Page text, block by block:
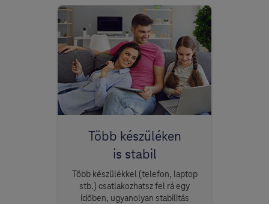
Több készüléken
is stabil
Több készülékkel (telefon, laptop
stb.) csatlakozhatsz fel rá egy
időben, ugyanolyan stabilitás